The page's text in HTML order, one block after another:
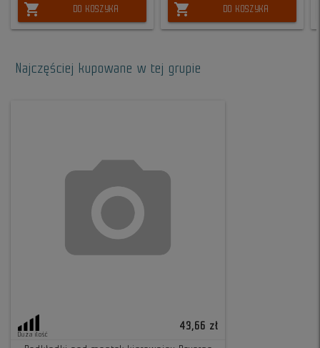
shopping_cart DO KOSZYKA shopping_cart DO KOSZYKA
Najczęściej kupowane w tej grupie
Duża ilość
43,66 zł